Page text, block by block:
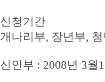
신청기간
개나리부, 장년부,
신인부 : 2008년 3월